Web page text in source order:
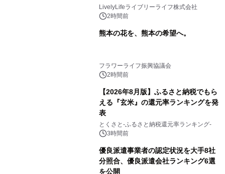
LivelyLifeライブリーライフ株式会社
2時間前
熊本の花を、熊本の希望へ。
フラワーライフ振興協議会
2時間前
【2026年8月版】ふるさと納税でもら
える『玄米』の還元率ランキングを発
表
とくさと-ふるさと納税還元率ランキング-
3時間前
優良派遣事業者の認定状況を大手8社
分照合、優良派遣会社ランキング6選
を公開